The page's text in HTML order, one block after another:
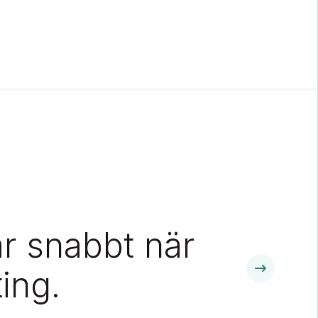
snabbt när